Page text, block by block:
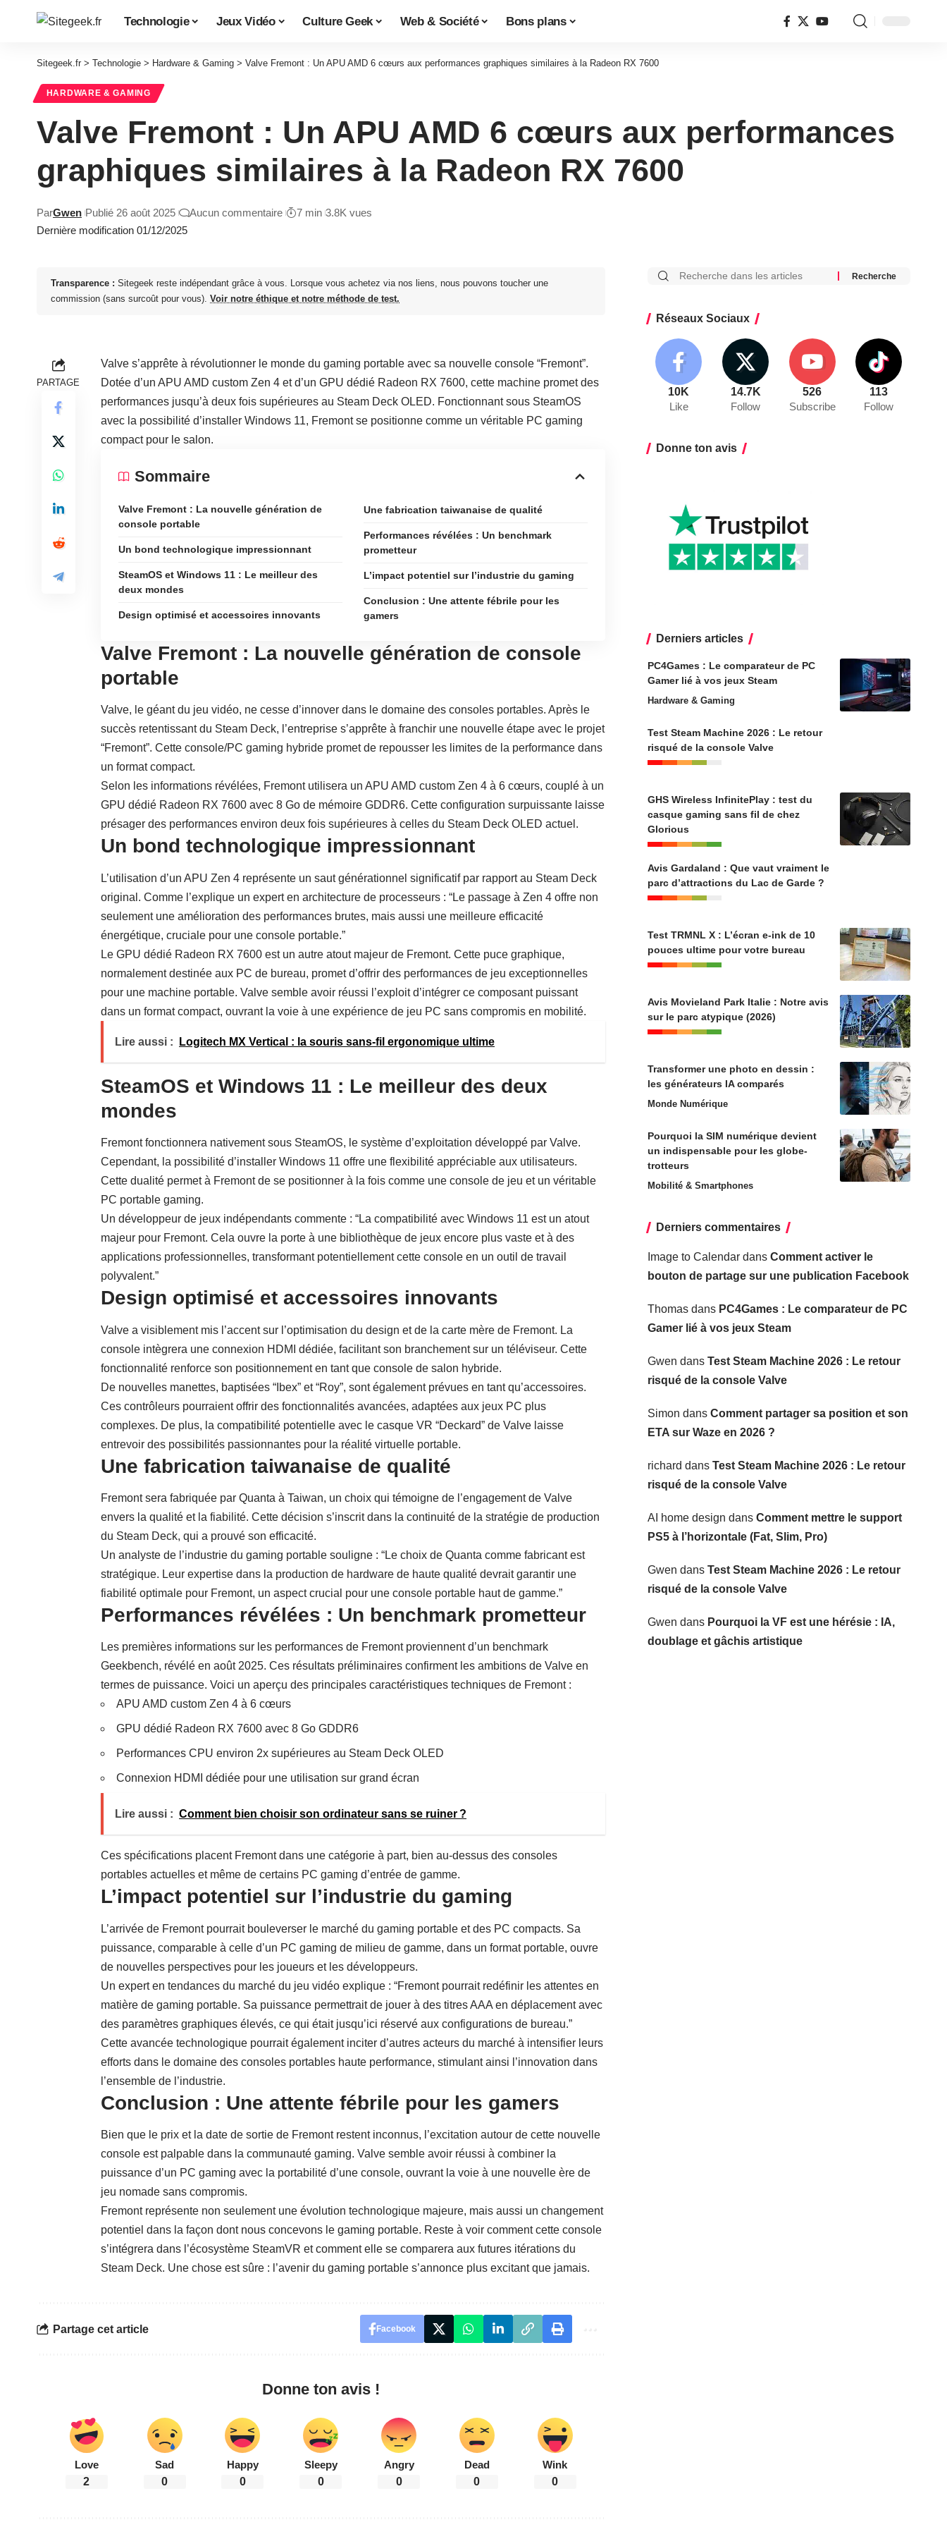
Technologie Jeux Vidéo Culture Geek Web & Société Bons plans
Sitegeek.fr > Technologie > Hardware & Gaming > Valve Fremont : Un APU AMD 6 cœurs aux performances graphiques similaires à la Radeon RX 7600
HARDWARE & GAMING
Valve Fremont : Un APU AMD 6 cœurs aux performances
graphiques similaires à la Radeon RX 7600
Dernière modification 01/12/2025
ParGwen Publié 26 août 2025 Aucun commentaire 7 min 3.8K vues
Transparence : Sitegeek reste indépendant grâce à vous. Lorsque vous achetez via nos liens, nous pouvons toucher une
commission (sans surcoût pour vous). Voir notre éthique et notre méthode de test.
PARTAGE
Valve s’apprête à révolutionner le monde du gaming portable avec sa nouvelle console “Fremont”.
Dotée d’un APU AMD custom Zen 4 et d’un GPU dédié Radeon RX 7600, cette machine promet des
performances jusqu’à deux fois supérieures au Steam Deck OLED. Fonctionnant sous SteamOS
avec la possibilité d’installer Windows 11, Fremont se positionne comme un véritable PC gaming
compact pour le salon.
Sommaire
Valve Fremont : La nouvelle génération de
console portable
Un bond technologique impressionnant
SteamOS et Windows 11 : Le meilleur des
deux mondes
Design optimisé et accessoires innovants
Une fabrication taiwanaise de qualité
Performances révélées : Un benchmark
prometteur
L’impact potentiel sur l’industrie du gaming
Conclusion : Une attente fébrile pour les
gamers
Valve Fremont : La nouvelle génération de console
portable
Valve, le géant du jeu vidéo, ne cesse d’innover dans le domaine des consoles portables. Après le
succès retentissant du Steam Deck, l’entreprise s’apprête à franchir une nouvelle étape avec le projet
“Fremont”. Cette console/PC gaming hybride promet de repousser les limites de la performance dans
un format compact.
Selon les informations révélées, Fremont utilisera un APU AMD custom Zen 4 à 6 cœurs, couplé à un
GPU dédié Radeon RX 7600 avec 8 Go de mémoire GDDR6. Cette configuration surpuissante laisse
présager des performances environ deux fois supérieures à celles du Steam Deck OLED actuel.
Un bond technologique impressionnant
L’utilisation d’un APU Zen 4 représente un saut générationnel significatif par rapport au Steam Deck
original. Comme l’explique un expert en architecture de processeurs : “Le passage à Zen 4 offre non
seulement une amélioration des performances brutes, mais aussi une meilleure efficacité
énergétique, cruciale pour une console portable.”
Le GPU dédié Radeon RX 7600 est un autre atout majeur de Fremont. Cette puce graphique,
normalement destinée aux PC de bureau, promet d’offrir des performances de jeu exceptionnelles
pour une machine portable. Valve semble avoir réussi l’exploit d’intégrer ce composant puissant
dans un format compact, ouvrant la voie à une expérience de jeu PC sans compromis en mobilité.
Lire aussi : Logitech MX Vertical : la souris sans-fil ergonomique ultime
SteamOS et Windows 11 : Le meilleur des deux
mondes
Fremont fonctionnera nativement sous SteamOS, le système d’exploitation développé par Valve.
Cependant, la possibilité d’installer Windows 11 offre une flexibilité appréciable aux utilisateurs.
Cette dualité permet à Fremont de se positionner à la fois comme une console de jeu et un véritable
PC portable gaming.
Un développeur de jeux indépendants commente : “La compatibilité avec Windows 11 est un atout
majeur pour Fremont. Cela ouvre la porte à une bibliothèque de jeux encore plus vaste et à des
applications professionnelles, transformant potentiellement cette console en un outil de travail
polyvalent.”
Design optimisé et accessoires innovants
Valve a visiblement mis l’accent sur l’optimisation du design et de la carte mère de Fremont. La
console intègrera une connexion HDMI dédiée, facilitant son branchement sur un téléviseur. Cette
fonctionnalité renforce son positionnement en tant que console de salon hybride.
De nouvelles manettes, baptisées “Ibex” et “Roy”, sont également prévues en tant qu’accessoires.
Ces contrôleurs pourraient offrir des fonctionnalités avancées, adaptées aux jeux PC plus
complexes. De plus, la compatibilité potentielle avec le casque VR “Deckard” de Valve laisse
entrevoir des possibilités passionnantes pour la réalité virtuelle portable.
Une fabrication taiwanaise de qualité
Fremont sera fabriquée par Quanta à Taiwan, un choix qui témoigne de l’engagement de Valve
envers la qualité et la fiabilité. Cette décision s’inscrit dans la continuité de la stratégie de production
du Steam Deck, qui a prouvé son efficacité.
Un analyste de l’industrie du gaming portable souligne : “Le choix de Quanta comme fabricant est
stratégique. Leur expertise dans la production de hardware de haute qualité devrait garantir une
fiabilité optimale pour Fremont, un aspect crucial pour une console portable haut de gamme.”
Performances révélées : Un benchmark prometteur
Les premières informations sur les performances de Fremont proviennent d’un benchmark
Geekbench, révélé en août 2025. Ces résultats préliminaires confirment les ambitions de Valve en
termes de puissance. Voici un aperçu des principales caractéristiques techniques de Fremont :
APU AMD custom Zen 4 à 6 cœurs
GPU dédié Radeon RX 7600 avec 8 Go GDDR6
Performances CPU environ 2x supérieures au Steam Deck OLED
Connexion HDMI dédiée pour une utilisation sur grand écran
Lire aussi : Comment bien choisir son ordinateur sans se ruiner ?
Ces spécifications placent Fremont dans une catégorie à part, bien au-dessus des consoles
portables actuelles et même de certains PC gaming d’entrée de gamme.
L’impact potentiel sur l’industrie du gaming
L’arrivée de Fremont pourrait bouleverser le marché du gaming portable et des PC compacts. Sa
puissance, comparable à celle d’un PC gaming de milieu de gamme, dans un format portable, ouvre
de nouvelles perspectives pour les joueurs et les développeurs.
Un expert en tendances du marché du jeu vidéo explique : “Fremont pourrait redéfinir les attentes en
matière de gaming portable. Sa puissance permettrait de jouer à des titres AAA en déplacement avec
des paramètres graphiques élevés, ce qui était jusqu’ici réservé aux configurations de bureau.”
Cette avancée technologique pourrait également inciter d’autres acteurs du marché à intensifier leurs
efforts dans le domaine des consoles portables haute performance, stimulant ainsi l’innovation dans
l’ensemble de l’industrie.
Conclusion : Une attente fébrile pour les gamers
Bien que le prix et la date de sortie de Fremont restent inconnus, l’excitation autour de cette nouvelle
console est palpable dans la communauté gaming. Valve semble avoir réussi à combiner la
puissance d’un PC gaming avec la portabilité d’une console, ouvrant la voie à une nouvelle ère de
jeu nomade sans compromis.
Fremont représente non seulement une évolution technologique majeure, mais aussi un changement
potentiel dans la façon dont nous concevons le gaming portable. Reste à voir comment cette console
s’intégrera dans l’écosystème SteamVR et comment elle se comparera aux futures itérations du
Steam Deck. Une chose est sûre : l’avenir du gaming portable s’annonce plus excitant que jamais.
Partage cet article Facebook
Donne ton avis !
Love
2
Sad
0
Happy
0
Sleepy
0
Angry
0
Dead
0
Wink
0
Réseaux Sociaux
10K
Like
14.7K
Follow
526
Subscribe
113
Follow
Donne ton avis
Derniers articles
PC4Games : Le comparateur de PC
Gamer lié à vos jeux Steam
Hardware & Gaming
Test Steam Machine 2026 : Le retour
risqué de la console Valve
GHS Wireless InfinitePlay : test du
casque gaming sans fil de chez
Glorious
Avis Gardaland : Que vaut vraiment le
parc d’attractions du Lac de Garde ?
Test TRMNL X : L’écran e-ink de 10
pouces ultime pour votre bureau
Avis Movieland Park Italie : Notre avis
sur le parc atypique (2026)
Transformer une photo en dessin :
les générateurs IA comparés
Monde Numérique
Pourquoi la SIM numérique devient
un indispensable pour les globe-
trotteurs
Mobilité & Smartphones
Derniers commentaires
Image to Calendardans Comment activer le
bouton de partage sur une publication Facebook
Thomasdans PC4Games : Le comparateur de PC
Gamer lié à vos jeux Steam
Gwen dans Test Steam Machine 2026 : Le retour
risqué de la console Valve
Simon dans Comment partager sa position et son
ETA sur Waze en 2026 ?
richard dans Test Steam Machine 2026 : Le retour
risqué de la console Valve
AI home design dans Comment mettre le support
PS5 à l’horizontale (Fat, Slim, Pro)
Gwen dans Test Steam Machine 2026 : Le retour
risqué de la console Valve
Gwen dans Pourquoi la VF est une hérésie : IA,
doublage et gâchis artistique